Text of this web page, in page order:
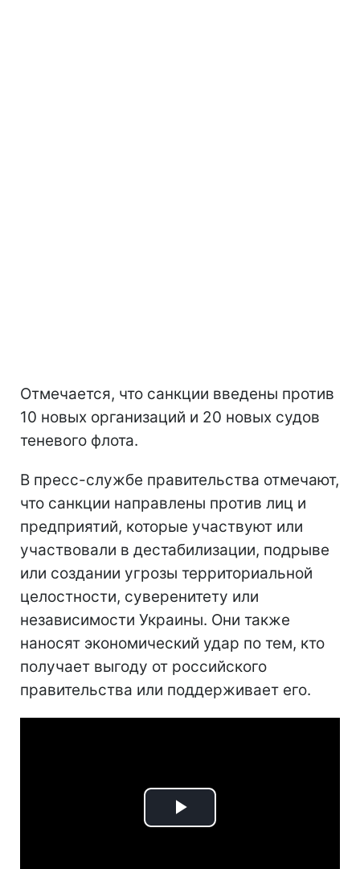
Отмечается, что санкции введены против
10 новых организаций и 20 новых судов
теневого флота.
В пресс-службе правительства отмечают,
что санкции направлены против лиц и
предприятий, которые участвуют или
участвовали в дестабилизации, подрыве
или создании угрозы территориальной
целостности, суверенитету или
независимости Украины. Они также
наносят экономический удар по тем, кто
получает выгоду от российского
правительства или поддерживает его.
Play